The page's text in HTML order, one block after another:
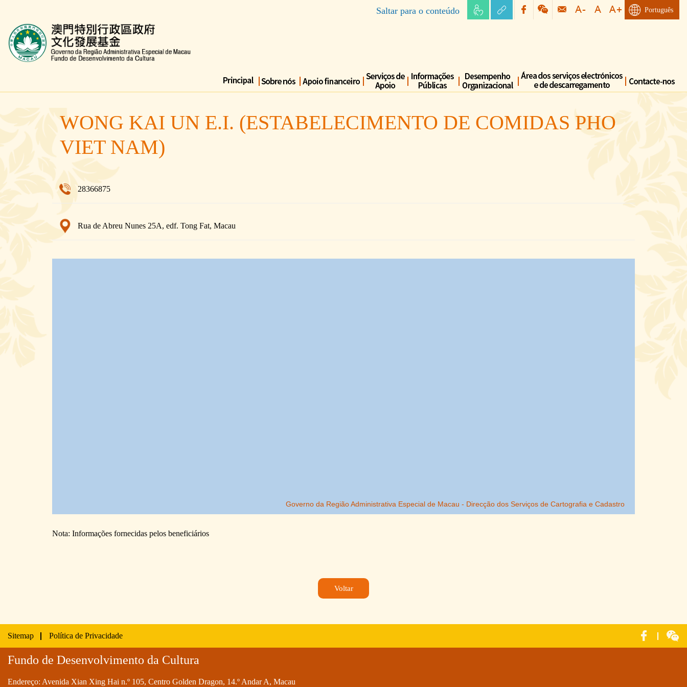
Saltar para o conteúdo Português
Fundo de Desenvolvimento da Cultura
WONG KAI UN E.I. (ESTABELECIMENTO DE COMIDAS PHO
VIET NAM)
28366875
Rua de Abreu Nunes 25A, edf. Tong Fat, Macau
Nota: Informações fornecidas pelos beneficiários
Voltar
Sitemap Política de Privacidade
Fundo de Desenvolvimento da Cultura
Endereço: Avenida Xian Xing Hai n.º 105, Centro Golden Dragon, 14.º Andar A, Macau